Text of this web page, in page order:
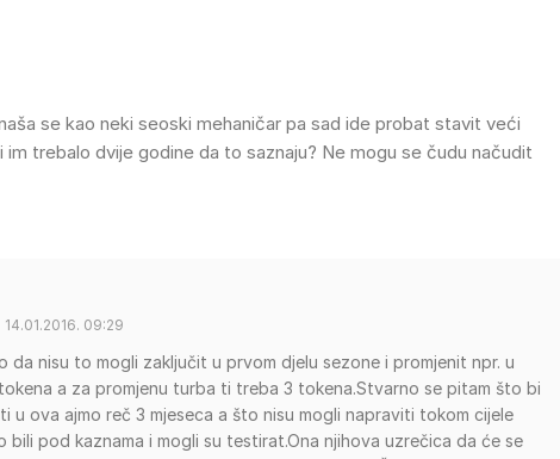
se kao neki seoski mehaničar pa sad ide probat stavit veći
trebalo dvije godine da to saznaju? Ne mogu se čudu načudit
14.01.2016. 09:29
da nisu to mogli zaključit u prvom djelu sezone i promjenit npr. u
a za promjenu turba ti treba 3 tokena.Stvarno se pitam što bi
ova ajmo reč 3 mjeseca a što nisu mogli napraviti tokom cijele
bili pod kaznama i mogli su testirat.Ona njihova uzrečica da će se